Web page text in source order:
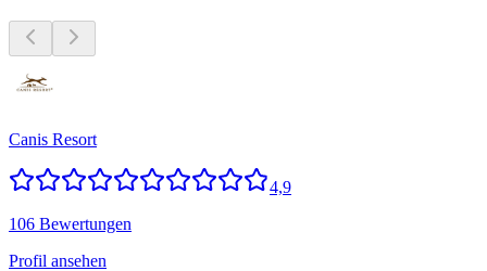
Canis Resort
4,9
106 Bewertungen
Profil ansehen